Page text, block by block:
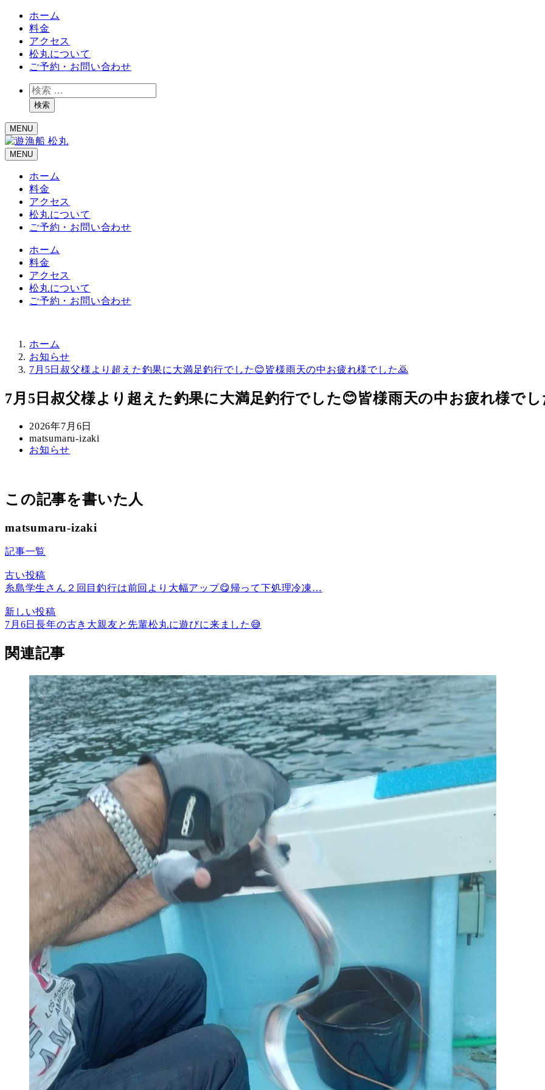
ホーム
料金
アクセス
松丸について
ご予約・お問い合わせ
検
索検索
MENU
MENU
ホーム
料金
アクセス
松丸について
ご予約・お問い合わせ
ホーム
料金
アクセス
松丸について
ご予約・お問い合わせ
ホーム
お知らせ
7月5日叔父様より超えた釣果に大満足釣行でした😊皆様雨天の中お疲れ様でした🙇
7月5日叔父様より超えた釣果に大満足釣行でした😊皆様雨天の中お疲れ様で
投
稿
日
2026年7月6日
著
者
matsumaru-izaki
カ
ー
お知らせ
この記事を書いた人
matsumaru-izaki
記事一覧
古い投稿
糸島学生さん２回目釣行は前回より大幅アップ😋帰って下処理冷凍…
新しい投稿
7月6日長年の古き大親友と先輩松丸に遊びに来ました😅
関連記事